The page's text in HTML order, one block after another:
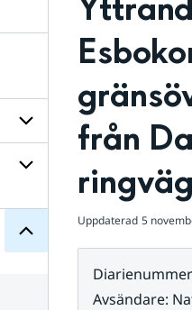
Undersidor
organisation
Undersidor
för
Samverkan
internationellt
för
från
Uppdaterad 5
Diarienummer
Avsändare: